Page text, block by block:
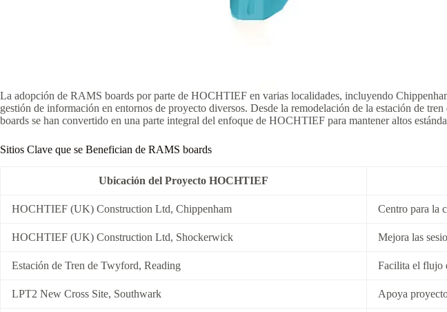
La adopción de RAMS boards por parte de HOCHTIEF en varias localidades, incluyendo
gestión de información en entornos de proyecto diversos. Desde la remodelación de la estación de
boards se han convertido en una parte integral del enfoque de HOCHTIEF para mantener altos
Sitios Clave que se Benefician de RAMS boards
Ubicación del Proyecto HOCHTIEF
HOCHTIEF (UK) Construction Ltd, Chippenham Centro para la
HOCHTIEF (UK) Construction Ltd, Shockerwick Mejora las
Estación de Tren de Twyford, Reading Facilita el flujo
LPT2 New Cross Site, Southwark Apoya